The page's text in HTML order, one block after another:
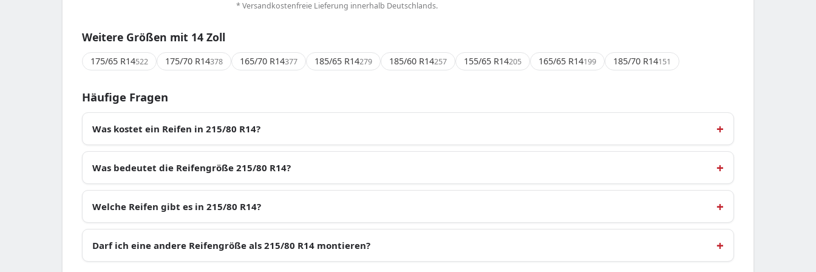
* Versandkostenfreie Lieferung innerhalb Deutschlands.
Weitere Größen mit 14 Zoll
175/65 R14522 175/70 R14378 165/70 R14377 185/65 R14279 185/60 R14257 155/65 R14205 165/65 R14199 185/70 R14151
Häufige Fragen
Was kostet ein Reifen in 215/80 R14?
Was bedeutet die Reifengröße 215/80 R14?
Welche Reifen gibt es in 215/80 R14?
Darf ich eine andere Reifengröße als 215/80 R14 montieren?